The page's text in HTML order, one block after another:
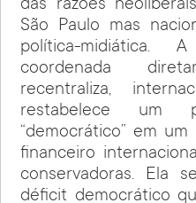
das razões
São Paulo mas
política-midiática.
coordenada
recentraliza,
restabelece um
“democrático” em
financeiro
conservadoras. Ela
déficit democrático